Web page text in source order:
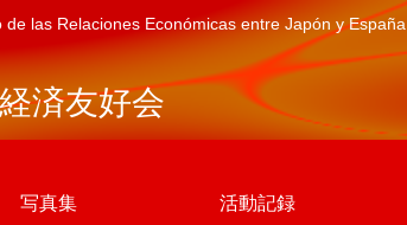
las Relaciones Económicas entre Japón y España
済友好会
写真集 活動記録